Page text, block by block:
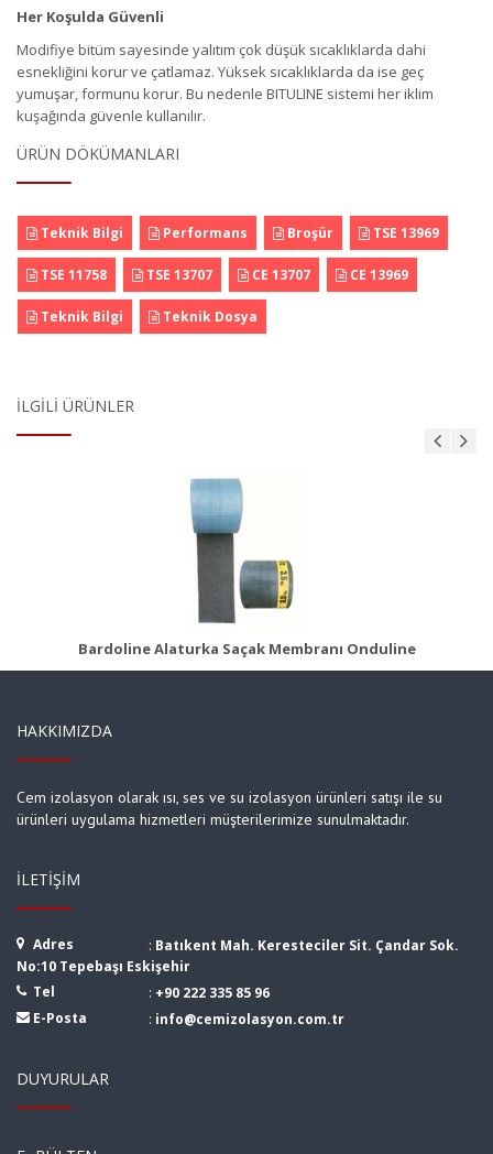
Her Koşulda Güvenli
Modifiye bitüm sayesinde yalıtım çok düşük sıcaklıklarda dahi
esnekliğini korur ve çatlamaz. Yüksek sıcaklıklarda da ise geç
yumuşar, formunu korur. Bu nedenle BITULINE sistemi her iklim
kuşağında güvenle kullanılır.
ÜRÜN DÖKÜMANLARI
Teknik Bilgi Performans Broşür TSE 13969
TSE 11758 TSE 13707 CE 13707 CE 13969
Teknik Bilgi Teknik Dosya
İLGILI ÜRÜNLER
Bardoline Alaturka Saçak Membranı Onduline
Bituline Astar
Ürün Detayı
HAKKIMIZDA
Cem izolasyon olarak ısı, ses ve su izolasyon ürünleri satışı ile su
ürünleri uygulama hizmetleri müşterilerimize sunulmaktadır.
İLETIŞIM
Adres : Batıkent Mah. Keresteciler Sit. Çandar Sok.
No:10 Tepebaşı Eskişehir
Tel
: +90 222 335 85 96
E-Posta
: info@cemizolasyon.com.tr
DUYURULAR